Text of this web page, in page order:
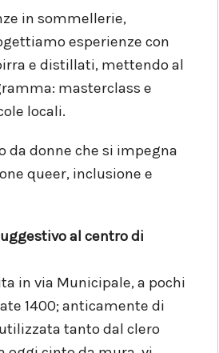
in sommellerie,
esperienze con
e distillati, mettendo al
masterclass e
locali.
donne che si impegna
queer, inclusione e
al centro di
in via Municipale, a pochi
1400; anticamente di
tanto dal clero